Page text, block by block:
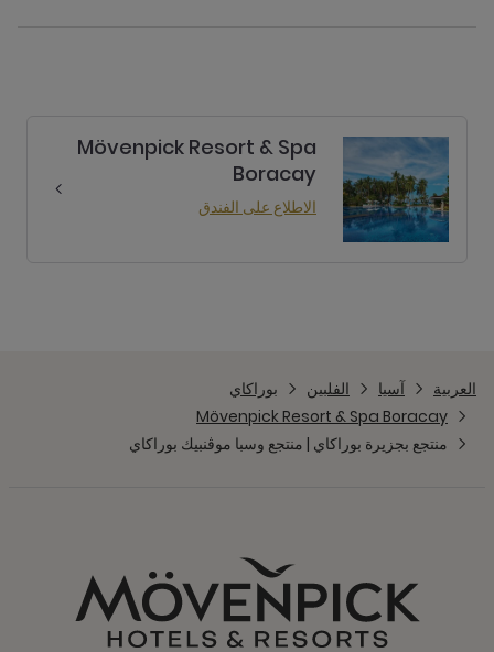
Mövenpick Resort & Spa
Boracay
الاطلاع على الفندق
العربية آسيا الفلبين
بوراكاي
Mövenpick Resort & Spa Boracay
منتجع بجزيرة بوراكاي | منتجع وسبا موڤنبيك بوراكاي